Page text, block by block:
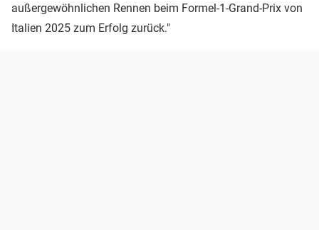
außergewöhnlichen Rennen beim Formel-1-Grand-Prix von
Italien 2025 zum Erfolg zurück."